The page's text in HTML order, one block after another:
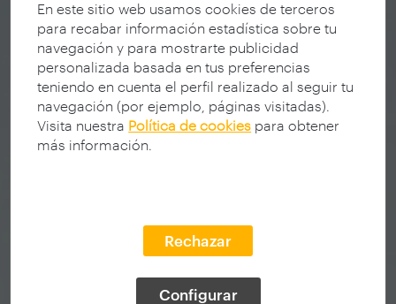
En este sitio web usamos cookies de terceros
para recabar información estadística sobre tu
navegación y para mostrarte publicidad
personalizada basada en tus preferencias
teniendo en cuenta el perfil realizado al seguir tu
navegación (por ejemplo, páginas visitadas).
Visita nuestra Política de cookies para obtener
más información.
Rechazar
Configurar